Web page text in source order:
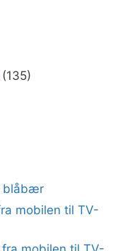
(135)
blåbær
mobilen til TV-